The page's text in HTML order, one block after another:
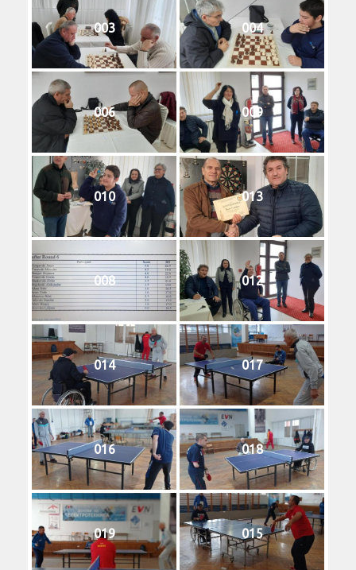
003 004
006 009
010 013
008 012
014 017
016 018
019 015